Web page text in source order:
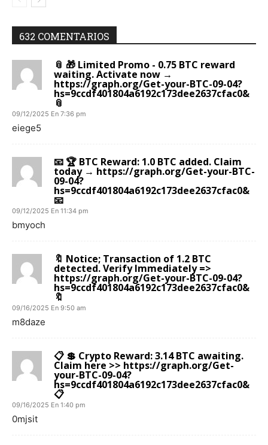
632 COMENTARIOS
📎 🎁 Limited Promo - 0.75 BTC reward
waiting. Activate now →
https://graph.org/Get-your-BTC-09-04?
hs=9ccdf401804a6192c173dee2637cfac0&
📎
09/12/2025 En 7:36 pm
eiege5
📧 🏆 BTC Reward: 1.0 BTC added. Claim
today → https://graph.org/Get-your-BTC-
09-04?
hs=9ccdf401804a6192c173dee2637cfac0&
📧
09/12/2025 En 11:34 pm
bmyoch
🔖 Notice; Transaction of 1.2 BTC
detected. Verify Immediately =>
https://graph.org/Get-your-BTC-09-04?
hs=9ccdf401804a6192c173dee2637cfac0&
🔖
09/16/2025 En 9:50 am
m8daze
📋 💲 Crypto Reward: 3.14 BTC awaiting.
Claim here >> https://graph.org/Get-
your-BTC-09-04?
hs=9ccdf401804a6192c173dee2637cfac0&
📋
09/16/2025 En 1:40 pm
0mjsit